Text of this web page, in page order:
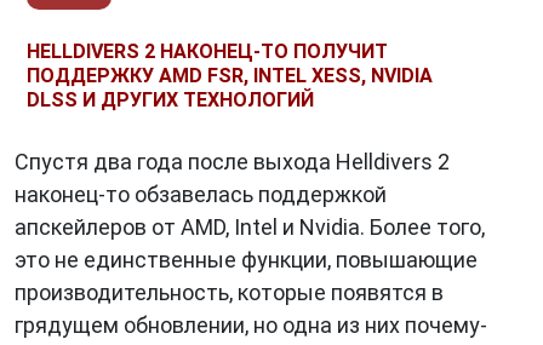
технология масштабирования изображения,
использующая возможности машинного
обучения для повышения производительности
в играх без ущерба для качества картинки.
Она работает путем анализа нескольких
кадров изображения, как текущего, так и
предыдущих, а затем применяет алгоритмы
изображения с более высоким разрешением.
HELLDIVERS 2 НАКОНЕЦ-ТО ПОЛУЧИТ
ПОДДЕРЖКУ AMD FSR, INTEL XESS, NVIDIA
DLSS И ДРУГИХ ТЕХНОЛОГИЙ
Спустя два года после выхода Helldivers 2
наконец-то обзавелась поддержкой
апскейлеров от AMD, Intel и Nvidia. Более того,
это не единственные функции, повышающие
производительность, которые появятся в
грядущем обновлении, но одна из них почему-